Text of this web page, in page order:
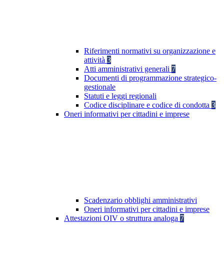
Riferimenti normativi su organizzazione e
attività 3
Atti amministrativi generali 7
Documenti di programmazione strategico-
gestionale
Statuti e leggi regionali
Codice disciplinare e codice di condotta 3
Oneri informativi per cittadini e imprese
Scadenzario obblighi amministrativi
Oneri informativi per cittadini e imprese
Attestazioni OIV o struttura analoga 7